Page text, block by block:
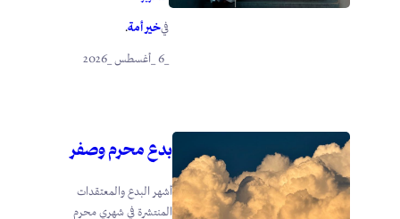
فيخير أمة.
بدع محرم وصفر
أشهر البدع والمعتقدات
المنتشرة في شهري محرم